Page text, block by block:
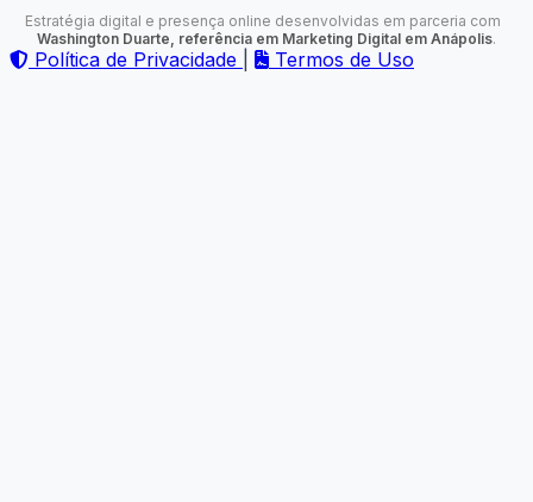
Estratégia digital e presença online desenvolvidas em parceria com
Washington Duarte, referência em Marketing Digital em Anápolis.
Política de Privacidade Termos de Uso